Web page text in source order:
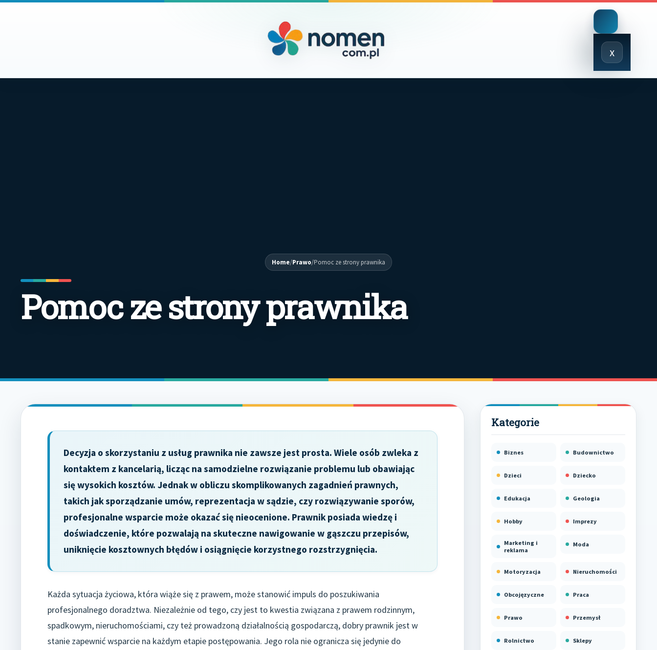
x
Close
Menu
Home/Prawo/Pomoc ze strony prawnika
Pomoc ze strony prawnika
Decyzja o skorzystaniu z usług prawnika nie zawsze jest prosta. Wiele osób zwleka z
kontaktem z kancelarią, licząc na samodzielne rozwiązanie problemu lub obawiając
się wysokich kosztów. Jednak w obliczu skomplikowanych zagadnień prawnych,
takich jak sporządzanie umów, reprezentacja w sądzie, czy rozwiązywanie sporów,
profesjonalne wsparcie może okazać się nieocenione. Prawnik posiada wiedzę i
doświadczenie, które pozwalają na skuteczne nawigowanie w gąszczu przepisów,
uniknięcie kosztownych błędów i osiągnięcie korzystnego rozstrzygnięcia.
Każda sytuacja życiowa, która wiąże się z prawem, może stanowić impuls do poszukiwania
profesjonalnego doradztwa. Niezależnie od tego, czy jest to kwestia związana z prawem rodzinnym,
spadkowym, nieruchomościami, czy też prowadzoną działalnością gospodarczą, dobry prawnik jest w
stanie zapewnić wsparcie na każdym etapie postępowania. Jego rola nie ogranicza się jedynie do
Biznes Budownictwo
Dzieci Dziecko
Edukacja Geologia
Hobby Imprezy
Marketing i
reklama
Moda
Motoryzacja Nieruchomości
Obcojęzyczne Praca
Prawo Przemysł
Rolnictwo Sklepy